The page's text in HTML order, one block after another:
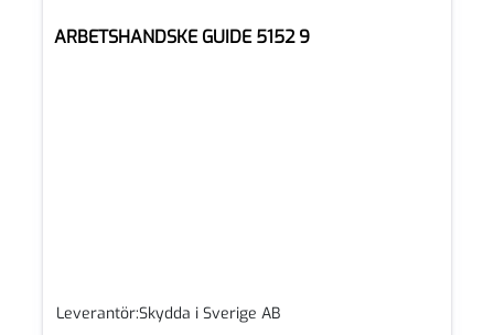
ARBETSHANDSKE GUIDE 5152 9
Leverantör:Skydda i Sverige AB